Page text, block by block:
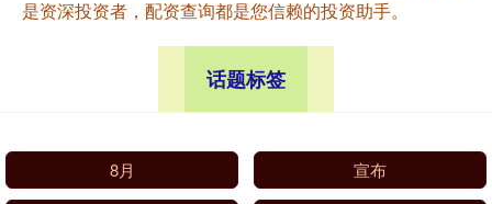
是资深投资者，配资查询都是您信赖的投资助手。
话题标签
8月 宣布